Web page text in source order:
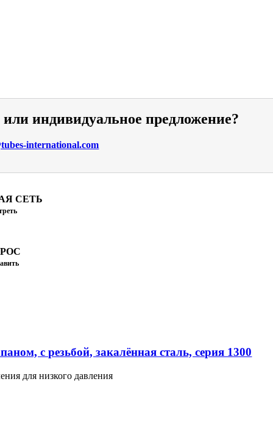
индивидуальное предложение?
international.com
СЕТЬ
с резьбой, закалённая сталь, серия 1300
для низкого давления